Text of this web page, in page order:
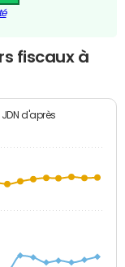
fiscaux à
d'après